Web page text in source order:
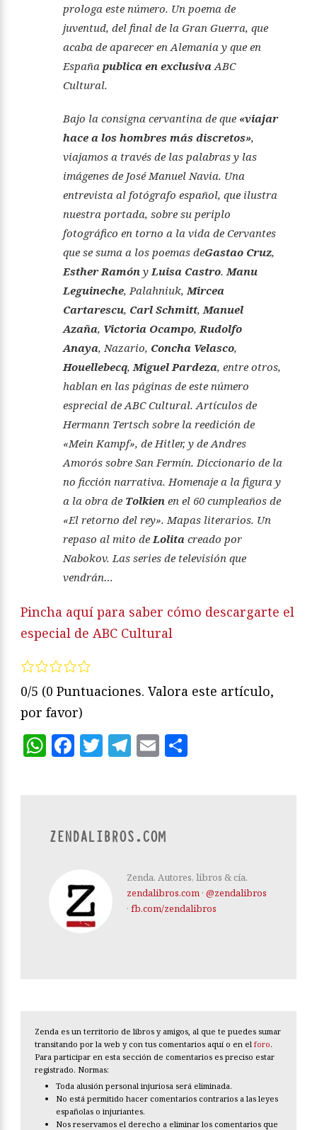
prologa este número. Un poema de
juventud, del final de la Gran Guerra, que
acaba de aparecer en Alemania y que en
España publica en exclusiva ABC
Cultural.
Bajo la consigna cervantina de que «viajar
hace a los hombres más discretos»,
viajamos a través de las palabras y las
imágenes de José Manuel Navia. Una
entrevista al fotógrafo español, que ilustra
nuestra portada, sobre su periplo
fotográfico en torno a la vida de Cervantes
que se suma a los poemas deGastao Cruz,
Esther Ramón y Luisa Castro. Manu
Leguineche, Palahniuk, Mircea
Cartarescu, Carl Schmitt, Manuel
Azaña, Victoria Ocampo, Rudolfo
Anaya, Nazario, Concha Velasco,
Houellebecq, Miguel Pardeza, entre otros,
hablan en las páginas de este número
esprecial de ABC Cultural. Artículos de
Hermann Tertsch sobre la reedición de
«Mein Kampf», de Hitler, y de Andres
Amorós sobre San Fermín. Diccionario de la
no ficción narrativa. Homenaje a la figura y
a la obra de Tolkien en el 60 cumpleaños de
«El retorno del rey». Mapas literarios. Un
repaso al mito de Lolita creado por
Nabokov. Las series de televisión que
vendrán…
Pincha aquí para saber cómo descargarte el
especial de ABC Cultural
0/5 (0 Puntuaciones. Valora este artículo,
por favor)
WhatsApp
Facebook
Twitter
Telegram
Email
ZENDALIBROS.COM
Zenda. Autores, libros & cía.
zendalibros.com · @zendalibros
· fb.com/zendalibros
Zenda es un territorio de libros y amigos, al que te puedes sumar
transitando por la web y con tus comentarios aquí o en el foro.
Para participar en esta sección de comentarios es preciso estar
registrado. Normas:
Toda alusión personal injuriosa será eliminada.
No está permitido hacer comentarios contrarios a las leyes
españolas o injuriantes.
Nos reservamos el derecho a eliminar los comentarios que